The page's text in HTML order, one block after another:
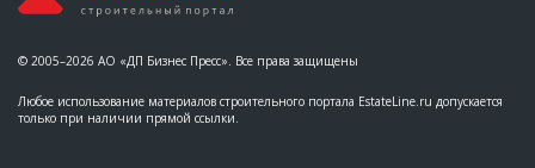
© 2005–2026 АО «ДП Бизнес Пресс». Все права защищены
Любое использование материалов строительного портала EstateLine.ru допускается
только при наличии прямой ссылки.